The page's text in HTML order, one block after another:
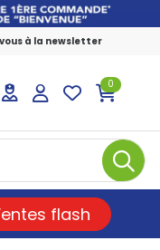
à la newsletter
pharmacie en
0
flash